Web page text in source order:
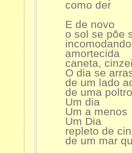
como der
E de novo
o sol se põe
amortecida
caneta,
O dia se
de um lado
de uma
Um dia
Um a menos
Um Dia
repleto de
de um mar